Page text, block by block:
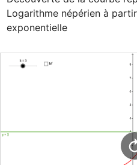
Logarithme népérien à
exponentielle